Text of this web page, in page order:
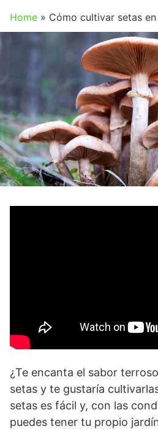
Home » Cómo cultivar setas
¿Te encanta el sabor
setas y te gustaría
setas es fácil y, con las
puedes tener tu propio